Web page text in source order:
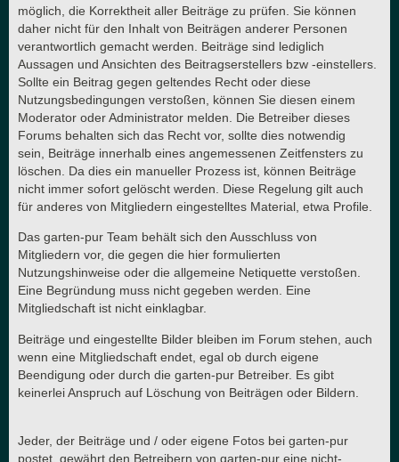
möglich, die Korrektheit aller Beiträge zu prüfen. Sie können
daher nicht für den Inhalt von Beiträgen anderer Personen
verantwortlich gemacht werden. Beiträge sind lediglich
Aussagen und Ansichten des Beitragserstellers bzw -einstellers.
Sollte ein Beitrag gegen geltendes Recht oder diese
Nutzungsbedingungen verstoßen, können Sie diesen einem
Moderator oder Administrator melden. Die Betreiber dieses
Forums behalten sich das Recht vor, sollte dies notwendig
sein, Beiträge innerhalb eines angemessenen Zeitfensters zu
löschen. Da dies ein manueller Prozess ist, können Beiträge
nicht immer sofort gelöscht werden. Diese Regelung gilt auch
für anderes von Mitgliedern eingestelltes Material, etwa Profile.
Das garten-pur Team behält sich den Ausschluss von
Mitgliedern vor, die gegen die hier formulierten
Nutzungshinweise oder die allgemeine Netiquette verstoßen.
Eine Begründung muss nicht gegeben werden. Eine
Mitgliedschaft ist nicht einklagbar.
Beiträge und eingestellte Bilder bleiben im Forum stehen, auch
wenn eine Mitgliedschaft endet, egal ob durch eigene
Beendigung oder durch die garten-pur Betreiber. Es gibt
keinerlei Anspruch auf Löschung von Beiträgen oder Bildern.
Jeder, der Beiträge und / oder eigene Fotos bei garten-pur
postet, gewährt den Betreibern von garten-pur eine nicht-